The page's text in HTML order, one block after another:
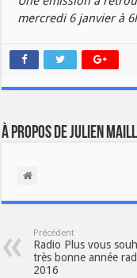
mercredi 6 janvier à
À propos de Julien
Précédent
Radio Plus vous
très bonne année
2016